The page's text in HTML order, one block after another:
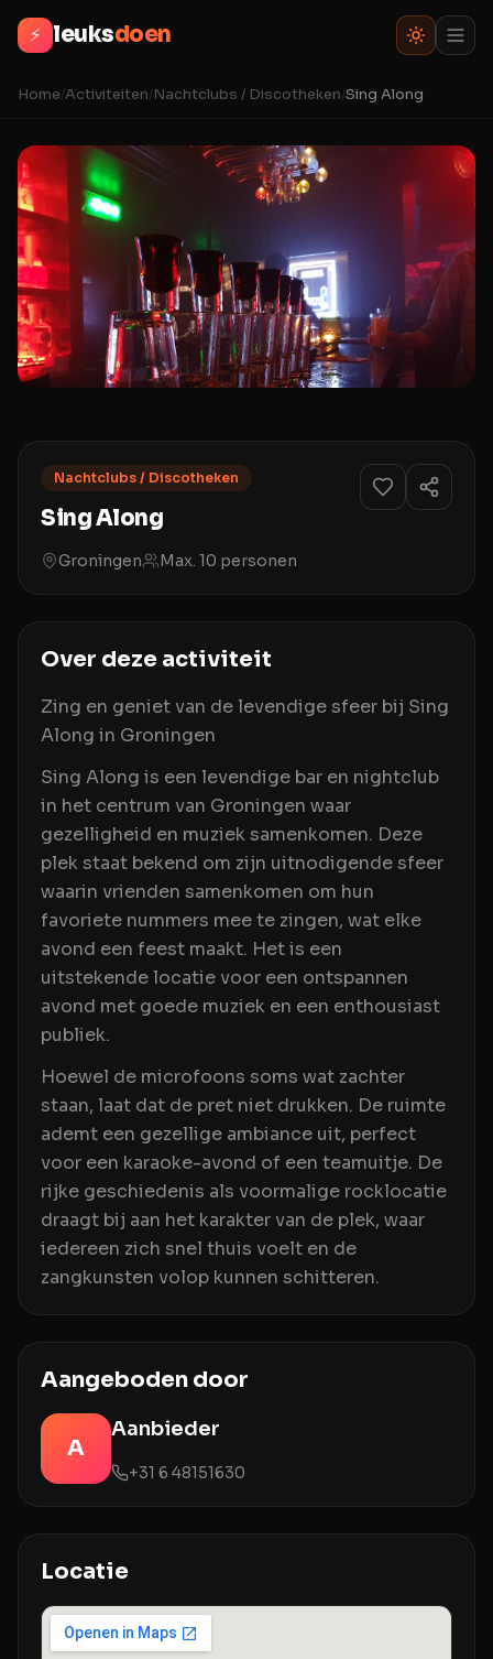
⚡ leuksdoen
Home/Activiteiten/Nachtclubs / Discotheken/Sing Along
Nachtclubs / Discotheken
Sing Along
Groningen Max. 10 personen
Over deze activiteit
Zing en geniet van de levendige sfeer bij Sing
Along in Groningen
Sing Along is een levendige bar en nightclub
in het centrum van Groningen waar
gezelligheid en muziek samenkomen. Deze
plek staat bekend om zijn uitnodigende sfeer
waarin vrienden samenkomen om hun
favoriete nummers mee te zingen, wat elke
avond een feest maakt. Het is een
uitstekende locatie voor een ontspannen
avond met goede muziek en een enthousiast
publiek.
Hoewel de microfoons soms wat zachter
staan, laat dat de pret niet drukken. De ruimte
ademt een gezellige ambiance uit, perfect
voor een karaoke-avond of een teamuitje. De
rijke geschiedenis als voormalige rocklocatie
draagt bij aan het karakter van de plek, waar
iedereen zich snel thuis voelt en de
zangkunsten volop kunnen schitteren.
Aangeboden door
A
Aanbieder
+31 6 48151630
Locatie